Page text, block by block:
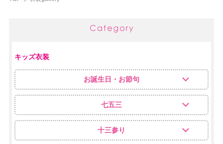
キッズ衣装
お誕生日・お節句
七五三
十三参り